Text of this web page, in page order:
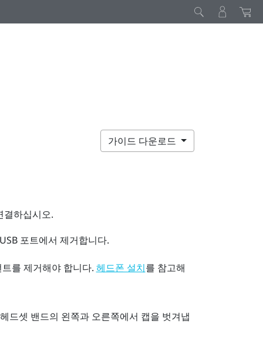
가이드 다운로드
결하십시오.
포트에서 제거합니다.
를 제거해야 합니다. 헤드폰 설치 를 참고해
드셋 밴드의 왼쪽과 오른쪽에서 캡을 벗겨냅